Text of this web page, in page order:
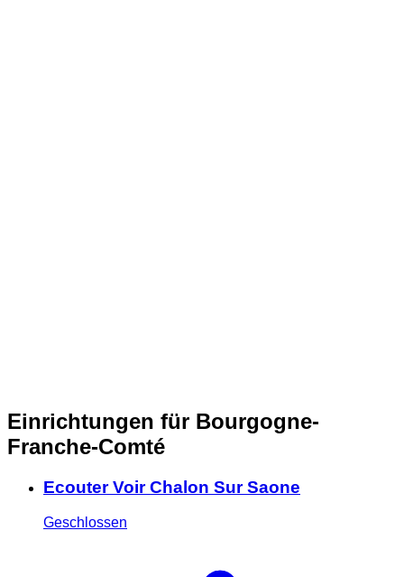
Einrichtungen für Bourgogne-
Franche-Comté
Ecouter Voir Chalon Sur Saone
Geschlossen